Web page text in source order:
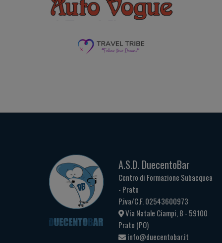
A.S.D. DuecentoBar
Centro di Formazione Subacquea
- Prato
P.iva/C.F. 02543600973
Via Natale Ciampi, 8 - 59100
Prato (PO)
info@duecentobar.it